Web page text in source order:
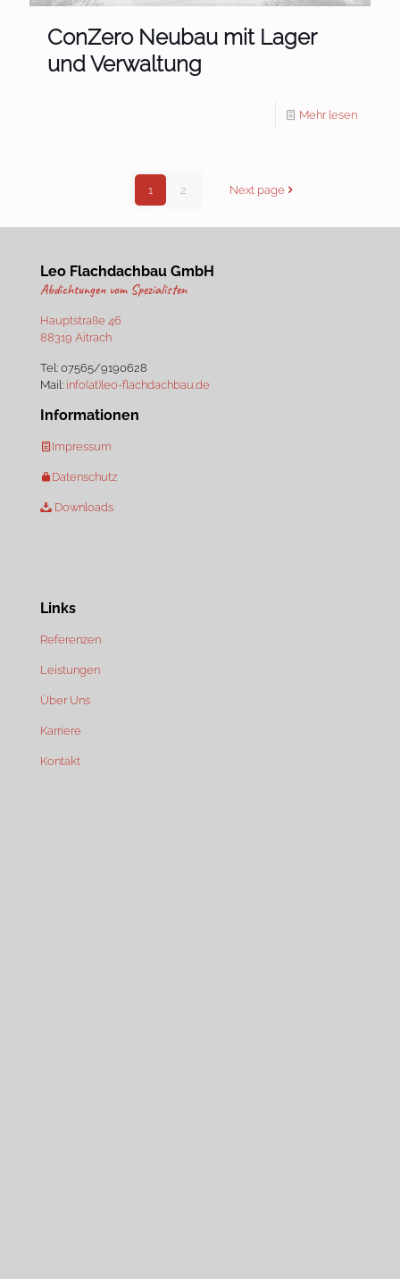
ConZero Neubau mit Lager
und Verwaltung
Mehr lesen
1 2 Next page
Leo Flachdachbau GmbH
Abdichtungen vom Spezialisten
Hauptstraße 46
88319 Aitrach
Tel: 07565/9190628
Mail: info(at)leo-flachdachbau.de
Informationen
Impressum
Datenschutz
Downloads
Links
Referenzen
Leistungen
Über Uns
Karriere
Kontakt